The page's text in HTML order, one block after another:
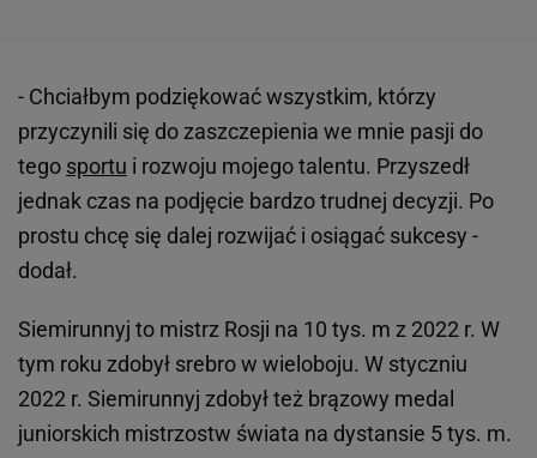
- Chciałbym podziękować wszystkim, którzy
przyczynili się do zaszczepienia we mnie pasji do
tego sportu i rozwoju mojego talentu. Przyszedł
jednak czas na podjęcie bardzo trudnej decyzji. Po
prostu chcę się dalej rozwijać i osiągać sukcesy -
dodał.
Siemirunnyj to mistrz Rosji na 10 tys. m z 2022 r. W
tym roku zdobył srebro w wieloboju. W styczniu
2022 r. Siemirunnyj zdobył też brązowy medal
juniorskich mistrzostw świata na dystansie 5 tys. m.